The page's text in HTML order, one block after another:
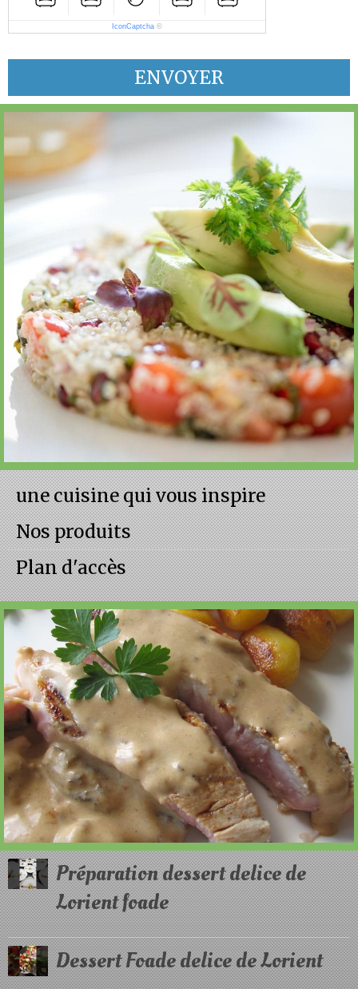
IconCaptcha ©
ENVOYER
une cuisine qui vous inspire
Nos produits
Plan d'accès
Préparation dessert delice de
Lorient foade
Dessert Foade delice de Lorient